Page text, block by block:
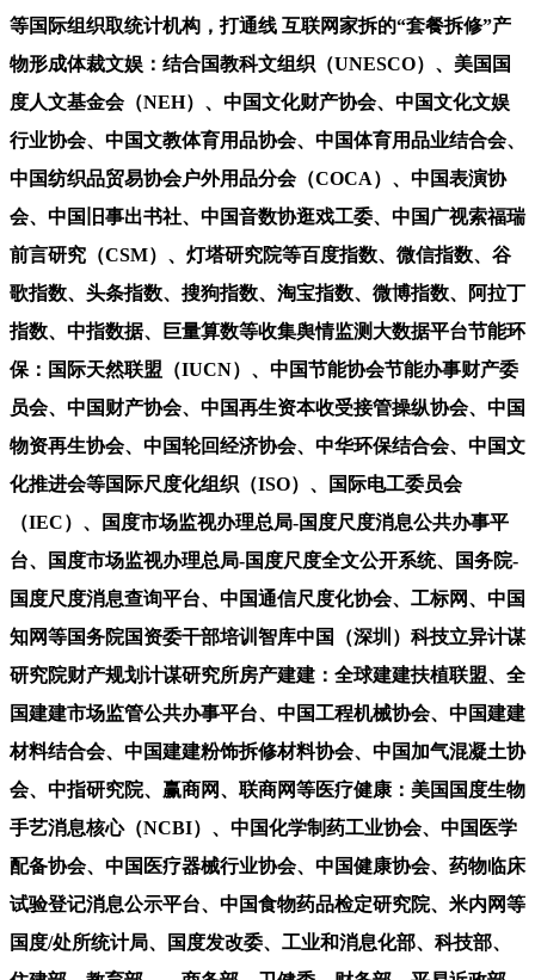
等国际组织取统计机构，打通线 互联网家拆的“套餐拆修”产
物形成体裁文娱：结合国教科文组织（UNESCO）、美国国
度人文基金会（NEH）、中国文化财产协会、中国文化文娱
行业协会、中国文教体育用品协会、中国体育用品业结合会、
中国纺织品贸易协会户外用品分会（COCA）、中国表演协
会、中国旧事出书社、中国音数协逛戏工委、中国广视索福瑞
前言研究（CSM）、灯塔研究院等百度指数、微信指数、谷
歌指数、头条指数、搜狗指数、淘宝指数、微博指数、阿拉丁
指数、中指数据、巨量算数等收集舆情监测大数据平台节能环
保：国际天然联盟（IUCN）、中国节能协会节能办事财产委
员会、中国财产协会、中国再生资本收受接管操纵协会、中国
物资再生协会、中国轮回经济协会、中华环保结合会、中国文
化推进会等国际尺度化组织（ISO）、国际电工委员会
（IEC）、国度市场监视办理总局-国度尺度消息公共办事平
台、国度市场监视办理总局-国度尺度全文公开系统、国务院-
国度尺度消息查询平台、中国通信尺度化协会、工标网、中国
知网等国务院国资委干部培训智库中国（深圳）科技立异计谋
研究院财产规划计谋研究所房产建建：全球建建扶植联盟、全
国建建市场监管公共办事平台、中国工程机械协会、中国建建
材料结合会、中国建建粉饰拆修材料协会、中国加气混凝土协
会、中指研究院、赢商网、联商网等医疗健康：美国国度生物
手艺消息核心（NCBI）、中国化学制药工业协会、中国医学
配备协会、中国医疗器械行业协会、中国健康协会、药物临床
试验登记消息公示平台、中国食物药品检定研究院、米内网等
国度/处所统计局、国度发改委、工业和消息化部、科技部、